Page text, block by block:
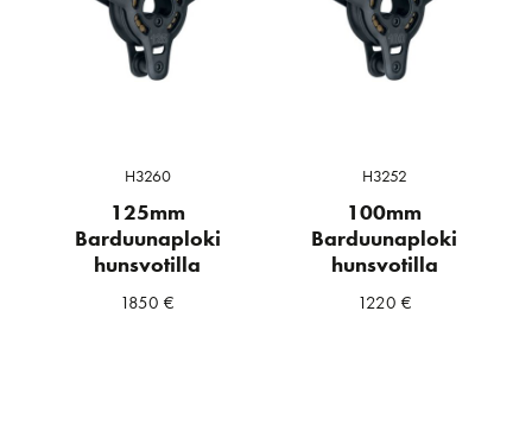
H3260
125mm
Barduunaploki
hunsvotilla
1850€
H3252
100mm
Barduunaploki
hunsvotilla
1220 €